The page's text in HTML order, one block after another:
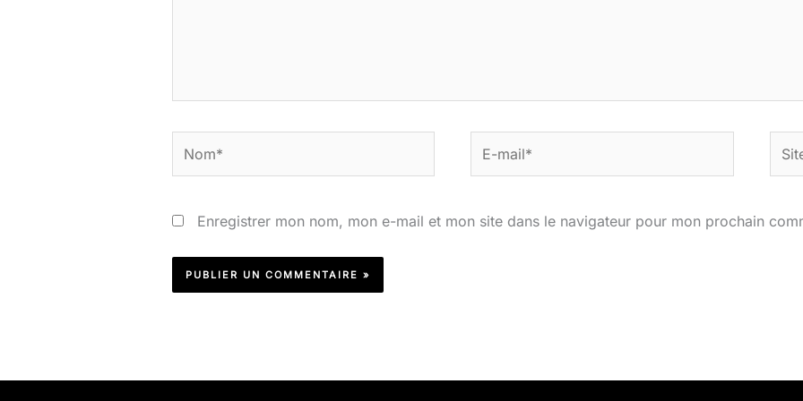
mail*
Enregistrer mon nom, mon e-mail et mon site dans le navigateur pour mon prochain